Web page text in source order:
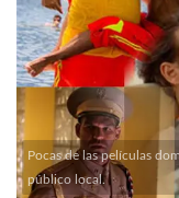
Pocas de las películas
público local.